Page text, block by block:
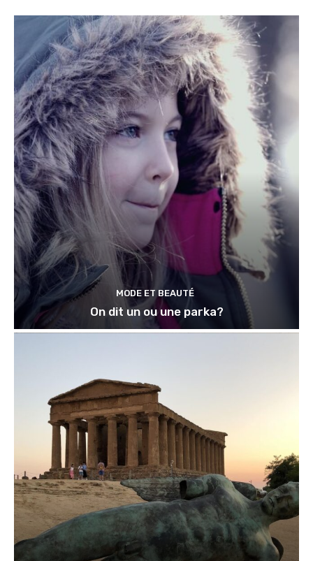
MODE ET BEAUTÉ
On dit un ou une parka?